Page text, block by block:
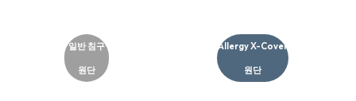
일반 침구
원단
Allergy X-Cover
원단​